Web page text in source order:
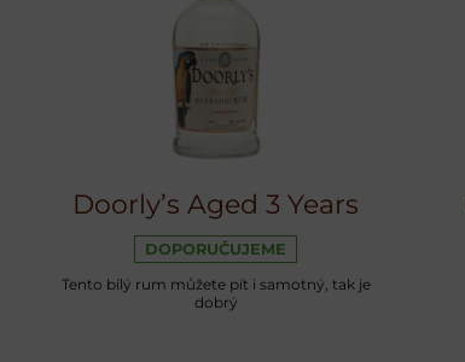
Doorly’s Aged 3 Years
DOPORUČUJEME
Tento bílý rum můžete pít i samotný, tak je
dobrý